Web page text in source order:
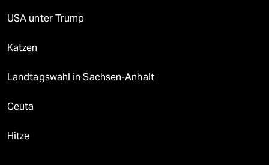
USA unter Trump
Katzen
Landtagswahl in Sachsen-Anhalt
Ceuta
Hitze